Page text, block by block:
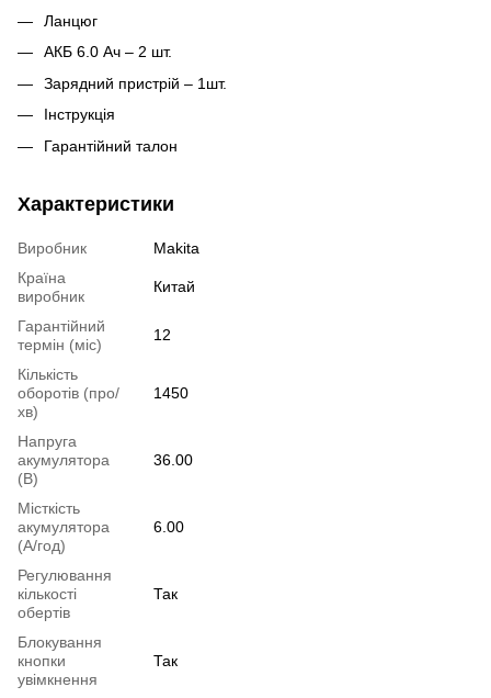
Ланцюг
АКБ 6.0 Ач – 2 шт.
Зарядний пристрій – 1шт.
Інструкція
Гарантійний талон
Характеристики
Виробник
Makita
Країна
виробник
Китай
Гарантійний
термін (міс)
12
Кількість
оборотів (про/
хв)
1450
Напруга
акумулятора
(В)
36.00
Місткість
акумулятора
(А/год)
6.00
Регулювання
кількості
обертів
Так
Блокування
кнопки
увімкнення
Так